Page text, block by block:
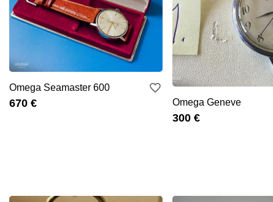
Omega Seamaster 600
670 € Omega Geneve
300 €